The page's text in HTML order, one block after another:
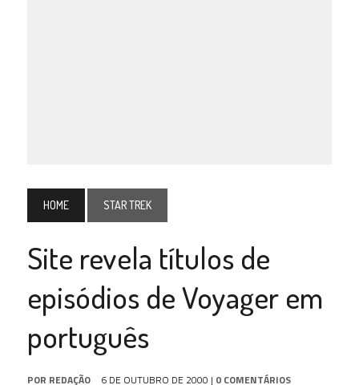
HOME STAR TREK
Site revela títulos de
episódios de Voyager em
português
POR REDAÇÃO 6 DE OUTUBRO DE 2000 | 0 COMENTÁRIOS